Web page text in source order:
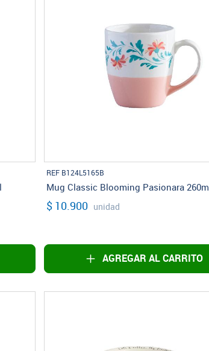
REF B124L5165B
Mug Classic Blooming Pasionara 260ml
$ 10.900 unidad
AGREGAR AL CARRITO